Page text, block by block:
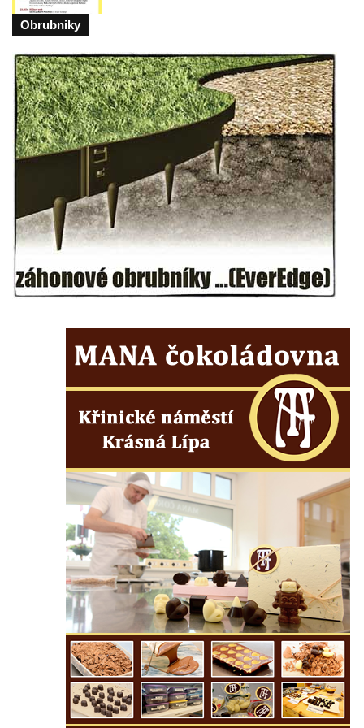
Kostel Božího Těla v Kraslicích
Varech
Kaple Panny Marie pod hradem Přimda
Kaple Panny Marie v Kunčicích nad Labem
Hrobová kaple na hřbitově v Rychnově u
Jablonce nad Nisou
Márnice/hřbitovní kaple na hřbitově v
Rychnově u Jablonce nad Nisou
Výklenková kaple u rozcestí u domu čp. 42
v Krásné u Pěnčína
Márnice na hřbitově v Krásné u Pěnčína
Krásné u Pěnčína
Kostel svatého Josefa v Krásné u Pěnčína
Hřbitovní kaple/márnice na hřbitově v
Teplicích nad Metují
Kostel svatého Vavřince v Teplicích nad
Hrobová kaple Johanna Nitsche na
hřbitově na Vlčí Hoře
Kaple Panny Marie Karmelské na Vlčí Hoře
Kostel svatého Bartoloměje v Teplicích
Kostel svatého Jana Křtitele na Zámeckém
náměstí v Teplicích
Chrám Povýšení svatého Kříže na
Zámeckém náměstí v Teplicích
Výklenková kaple u vodojemu v severní
Obrubniky